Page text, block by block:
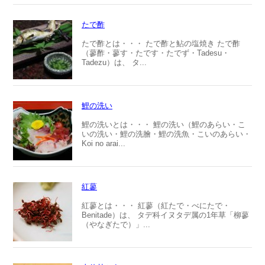
たで酢
たで酢とは・・・ たで酢と鮎の塩焼き たで酢
（蓼酢・蓼す・たです・たでず・Tadesu・
Tadezu）は、 タ...
鯉の洗い
鯉の洗いとは・・・ 鯉の洗い（鯉のあらい・こ
いの洗い・鯉の洗膾・鯉の洗魚・こいのあらい・
Koi no arai...
紅蓼
紅蓼とは・・・ 紅蓼（紅たで・べにたで・
Benitade）は、 タデ科イヌタデ属の1年草「柳蓼
（やなぎたで）」...